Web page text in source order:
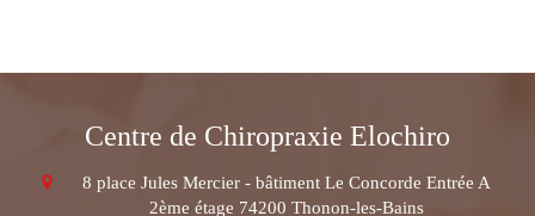
Centre de Chiropraxie Elochiro
8 place Jules Mercier - bâtiment Le Concorde Entrée A
2ème étage 74200 Thonon-les-Bains